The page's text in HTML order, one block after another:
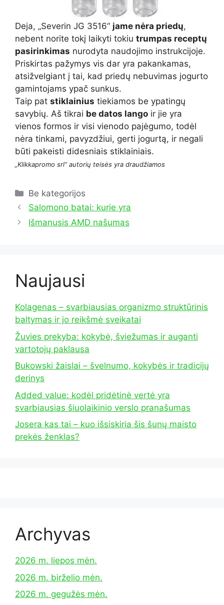
Deja, „Severin JG 3516“ jame nėra priedų,
nebent norite tokį laikyti tokiu trumpas receptų
pasirinkimas nurodyta naudojimo instrukcijoje.
Priskirtas pažymys vis dar yra pakankamas,
atsižvelgiant į tai, kad priedų nebuvimas jogurto
gamintojams ypač sunkus.
Taip pat stiklainius tiekiamos be ypatingų
savybių. Aš tikrai be datos lango ir jie yra
vienos formos ir visi vienodo pajėgumo, todėl
nėra tinkami, pavyzdžiui, gerti jogurtą, ir negali
būti pakeisti didesniais stiklainiais.
„Klikkapromo srl“ autorių teisės yra draudžiamos
Kategorijos
Be kategorijos
Salomono batai: kurie yra
Išmanusis AMD našumas
Naujausi
Kolagenas – svarbiausias organizmo struktūrinis
baltymas ir jo reikšmė sveikatai
Žuvies prekyba: kokybė, šviežumas ir auganti
vartotojų paklausa
Bukowski žaislai – švelnumo, kokybės ir tradicijų
derinys
Added value: kodėl pridėtinė vertė yra
svarbiausias šiuolaikinio verslo pranašumas
Josera kas tai – kuo išsiskiria šis šunų maisto
prekės ženklas?
Archyvas
2026 m. liepos mėn.
2026 m. birželio mėn.
2026 m. gegužės mėn.